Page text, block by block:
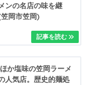
ンの名店の味を継
岡市笠岡)
か塩味の笠岡ラーメ
人気店。歴史的麺処